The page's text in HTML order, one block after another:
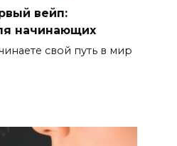
вейп:
начинающих
свой путь в мир